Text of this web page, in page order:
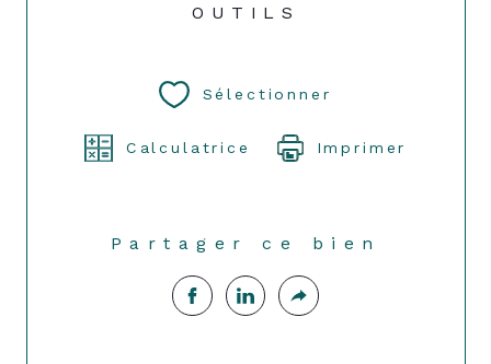
OUTILS
Sélectionner
Calculatrice Imprimer
Partager ce bien